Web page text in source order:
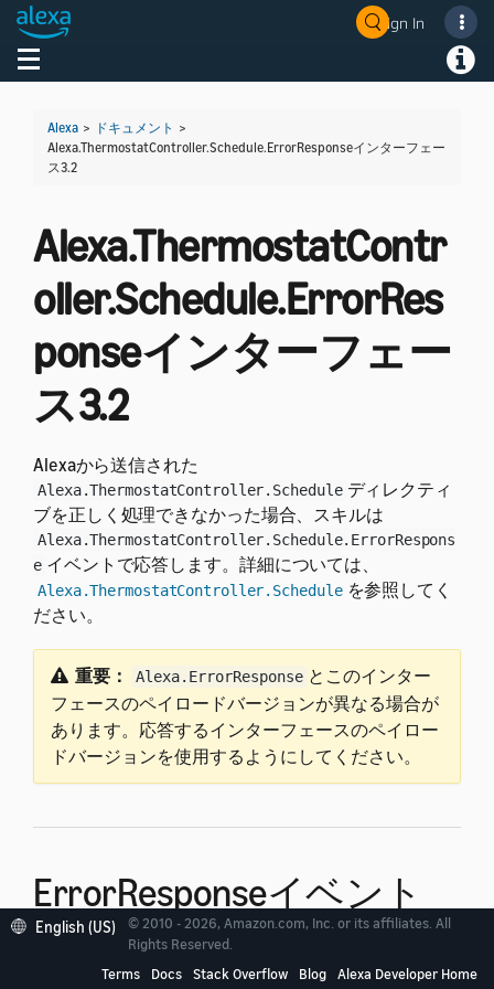
Sign In
Toggle navigation
Alexa > ドキュメント >
Alexa.ThermostatController.Schedule.ErrorResponseインターフェー
ス3.2
Alexa.ThermostatContr
oller.Schedule.ErrorRes
ponseインターフェー
ス3.2
Alexaから送信された
Alexa.ThermostatController.Schedule ディレクティ
ブを正しく処理できなかった場合、スキルは
Alexa.ThermostatController.Schedule.ErrorRespons
e イベントで応答します。詳細については、
Alexa.ThermostatController.Schedule を参照してく
ださい。
重要： Alexa.ErrorResponse とこのインター
フェースのペイロードバージョンが異なる場合が
あります。応答するインターフェースのペイロー
ドバージョンを使用するようにしてください。
ErrorResponseイベント
English (US)
© 2010 - 2026, Amazon.com, Inc. or its affiliates. All
Rights Reserved.
Terms
Docs Stack Overflow Blog Alexa Developer Home
Welcome! Ask the DevAssistant